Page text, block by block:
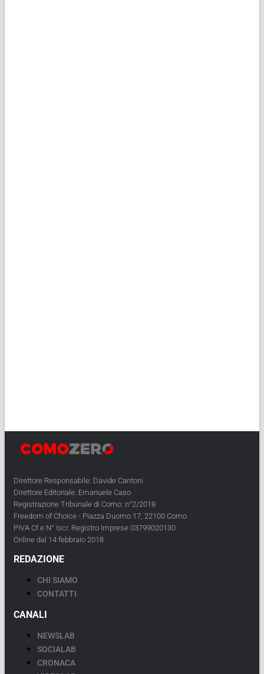
Direttore Responsabile: Davide Cantoni
Direttore Editoriale: Emanuele Caso
Registrazione Tribunale di Como: n°2/2018
Freedom of Choice - Piazza Duomo 17, 22100 Como
PIVA Cf e N° Iscr. Registro Imprese 03799020130
Online dal 14 febbraio 2018
REDAZIONE
CHI SIAMO
CONTATTI
CANALI
NEWSLAB
SOCIALAB
CRONACA